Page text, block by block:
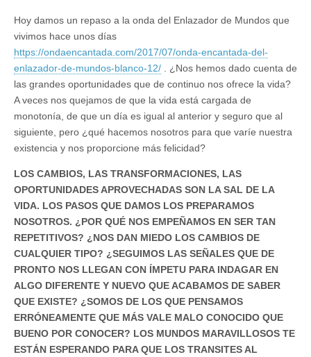
Hoy damos un repaso a la onda del Enlazador de Mundos que
vivimos hace unos días
https://ondaencantada.com/2017/07/onda-encantada-del-
enlazador-de-mundos-blanco-12/ . ¿Nos hemos dado cuenta de
las grandes oportunidades que de continuo nos ofrece la vida?
A veces nos quejamos de que la vida está cargada de
monotonía, de que un día es igual al anterior y seguro que al
siguiente, pero ¿qué hacemos nosotros para que varíe nuestra
existencia y nos proporcione más felicidad?
LOS CAMBIOS, LAS TRANSFORMACIONES, LAS
OPORTUNIDADES APROVECHADAS SON LA SAL DE LA
VIDA. LOS PASOS QUE DAMOS LOS PREPARAMOS
NOSOTROS. ¿POR QUÉ NOS EMPEÑAMOS EN SER TAN
REPETITIVOS? ¿NOS DAN MIEDO LOS CAMBIOS DE
CUALQUIER TIPO? ¿SEGUIMOS LAS SEÑALES QUE DE
PRONTO NOS LLEGAN CON ÍMPETU PARA INDAGAR EN
ALGO DIFERENTE Y NUEVO QUE ACABAMOS DE SABER
QUE EXISTE? ¿SOMOS DE LOS QUE PENSAMOS
ERRÓNEAMENTE QUE MÁS VALE MALO CONOCIDO QUE
BUENO POR CONOCER? LOS MUNDOS MARAVILLOSOS TE
ESTÁN ESPERANDO PARA QUE LOS TRANSITES AL